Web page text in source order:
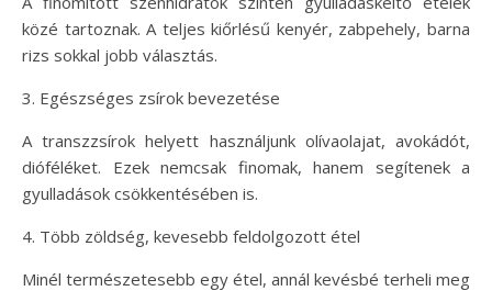
közé tartoznak. A teljes kiőrlésű kenyér, zabpehely, barna
rizs sokkal jobb választás.
3. Egészséges zsírok bevezetése
A transzzsírok helyett használjunk olívaolajat, avokádót,
dióféléket. Ezek nemcsak finomak, hanem segítenek a
gyulladások csökkentésében is.
4. Több zöldség, kevesebb feldolgozott étel
Minél természetesebb egy étel, annál kevésbé terheli meg